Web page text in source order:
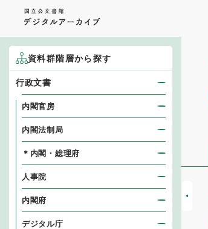
資料群階層から探す
行政文書
内閣官房
内閣法制局
＊内閣・総理府
人事院
内閣府
デジタル庁